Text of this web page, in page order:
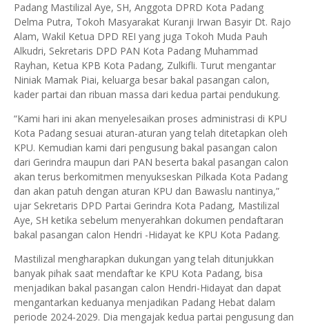
Padang Mastilizal Aye, SH, Anggota DPRD Kota Padang
Delma Putra, Tokoh Masyarakat Kuranji Irwan Basyir Dt. Rajo
Alam, Wakil Ketua DPD REI yang juga Tokoh Muda Pauh
Alkudri, Sekretaris DPD PAN Kota Padang Muhammad
Rayhan, Ketua KPB Kota Padang, Zulkifli. Turut mengantar
Niniak Mamak Piai, keluarga besar bakal pasangan calon,
kader partai dan ribuan massa dari kedua partai pendukung.
“Kami hari ini akan menyelesaikan proses administrasi di KPU
Kota Padang sesuai aturan-aturan yang telah ditetapkan oleh
KPU. Kemudian kami dari pengusung bakal pasangan calon
dari Gerindra maupun dari PAN beserta bakal pasangan calon
akan terus berkomitmen menyukseskan Pilkada Kota Padang
dan akan patuh dengan aturan KPU dan Bawaslu nantinya,”
ujar Sekretaris DPD Partai Gerindra Kota Padang, Mastilizal
Aye, SH ketika sebelum menyerahkan dokumen pendaftaran
bakal pasangan calon Hendri -Hidayat ke KPU Kota Padang.
Mastilizal mengharapkan dukungan yang telah ditunjukkan
banyak pihak saat mendaftar ke KPU Kota Padang, bisa
menjadikan bakal pasangan calon Hendri-Hidayat dan dapat
mengantarkan keduanya menjadikan Padang Hebat dalam
periode 2024-2029. Dia mengajak kedua partai pengusung dan